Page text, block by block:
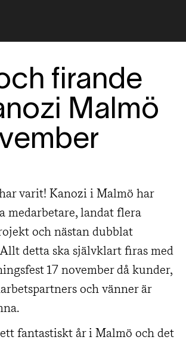
firande
Malmö
varit! Kanozi i Malmö har
medarbetare, landat flera
och nästan dubblat
detta ska självklart firas med
17 november då kunder,
och vänner är
fantastiskt år i Malmö och det